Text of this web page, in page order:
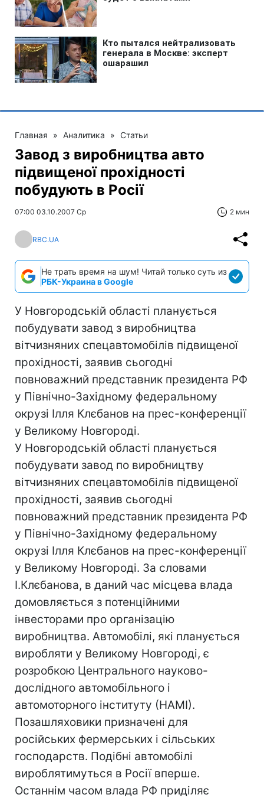
Главная » Аналитика » Статьи
Завод з виробництва авто
підвищеної прохідності
побудують в Росії
07:00 03.10.2007 Ср 2 мин
RBC.UA
Не трать время на шум! Читай только суть из
РБК-Украина в Google
У Новгородській області планується
побудувати завод з виробництва
вітчизняних спецавтомобілів підвищеної
прохідності, заявив сьогодні
повноважний представник президента РФ
у Північно-Західному федеральному
окрузі Ілля Клєбанов на прес-конференції
у Великому Новгороді.
У Новгородській області планується
побудувати завод по виробництву
вітчизняних спецавтомобілів підвищеної
прохідності, заявив сьогодні
повноважний представник президента РФ
у Північно-Західному федеральному
окрузі Ілля Клєбанов на прес-конференції
у Великому Новгороді. За словами
І.Клєбанова, в даний час місцева влада
домовляється з потенційними
інвесторами про організацію
виробництва. Автомобілі, які планується
виробляти у Великому Новгороді, є
розробкою Центрального науково-
дослідного автомобільного і
автомоторного інституту (НАМІ).
Позашляховики призначені для
російських фермерських і сільських
господарств. Подібні автомобілі
вироблятимуться в Росії вперше.
Останнім часом влада РФ приділяє